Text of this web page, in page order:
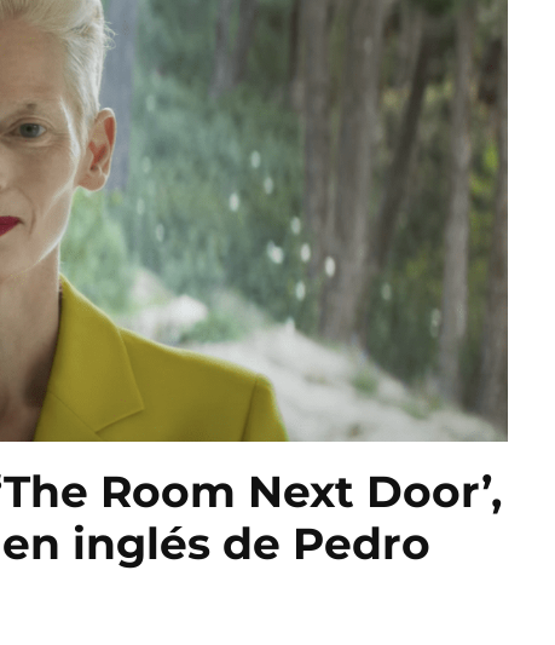
Room Next Door’,
inglés de Pedro